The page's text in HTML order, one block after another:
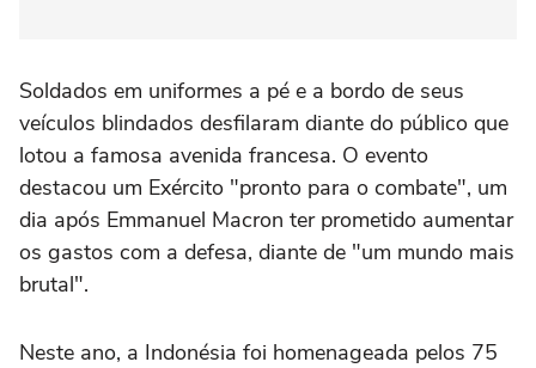
Soldados em uniformes a pé e a bordo de seus
veículos blindados desfilaram diante do público que
lotou a famosa avenida francesa. O evento
destacou um Exército "pronto para o combate", um
dia após Emmanuel Macron ter prometido aumentar
os gastos com a defesa, diante de "um mundo mais
brutal".
Neste ano, a Indonésia foi homenageada pelos 75